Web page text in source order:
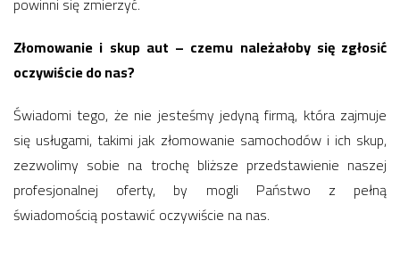
Złomowanie i skup aut – czemu należałoby się zgłosić
oczywiście do nas?
Świadomi tego, że nie jesteśmy jedyną firmą, która zajmuje
się usługami, takimi jak złomowanie samochodów i ich skup,
zezwolimy sobie na trochę bliższe przedstawienie naszej
profesjonalnej oferty, by mogli Państwo z pełną
świadomością postawić oczywiście na nas.